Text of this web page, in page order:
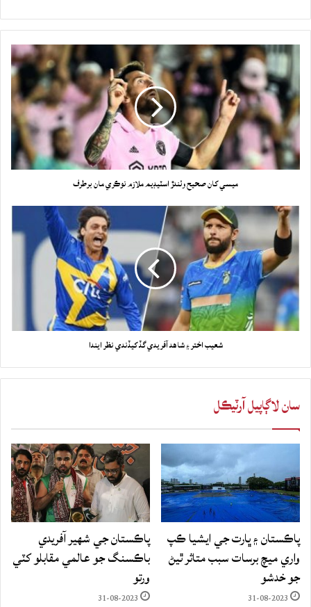
ميسي کان صحيح وٺندڙ اسٽيڊيم ملازم نوڪري مان برطرف
شعيب اختر ۽ شاهد آفريدي گڏ کيڏندي نظر ايندا
سان لاڳاپيل آرٽيڪل
پاڪستان ۽ ڀارت جي ايشيا ڪپ
واري ميچ برسات سبب متاثر ٿيڻ
جو خدشو
31-08-2023
پاڪستان جي شهير آفريدي
باڪسنگ جو عالمي مقابلو کٽي
ورتو
31-08-2023